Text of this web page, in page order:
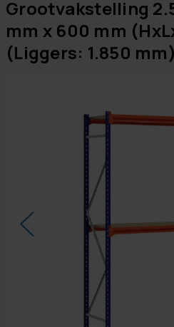
Grootvakstelling
mm x 600 mm
(Liggers: 1.850 mm)